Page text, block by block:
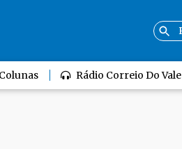
Rádio Correio Do Vale